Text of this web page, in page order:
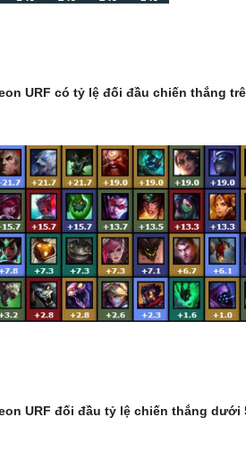
URF có tỷ lệ đối đầu chiến thắng
URF đối đầu tỷ lệ chiến thắng dưới